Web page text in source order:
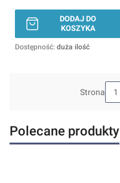
DODAJ DO
KOSZYKA
Dostępność: duża ilość
Strona
Polecane produkty